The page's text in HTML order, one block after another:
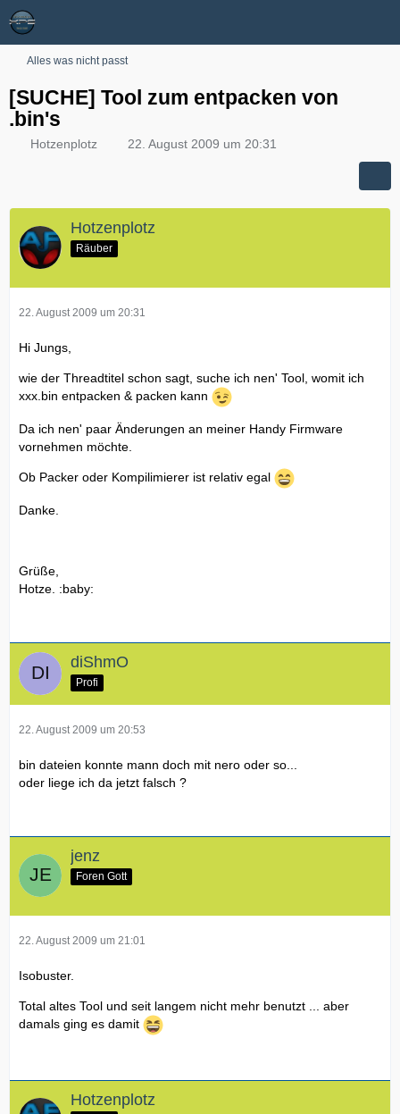
Alles was nicht passt
[SUCHE] Tool zum entpacken von
.bin's
Hotzenplotz 22. August 2009 um 20:31
Hotzenplotz
Räuber
22. August 2009 um 20:31
Hi Jungs,
wie der Threadtitel schon sagt, suche ich nen' Tool, womit ich
xxx.bin entpacken & packen kann
Da ich nen' paar Änderungen an meiner Handy Firmware
vornehmen möchte.
Ob Packer oder Kompilimierer ist relativ egal
Danke.
Grüße,
Hotze. :baby:
diShmO
Profi
22. August 2009 um 20:53
bin dateien konnte mann doch mit nero oder so...
oder liege ich da jetzt falsch ?
jenz
Foren Gott
22. August 2009 um 21:01
Isobuster.
Total altes Tool und seit langem nicht mehr benutzt ... aber
damals ging es damit
Hotzenplotz